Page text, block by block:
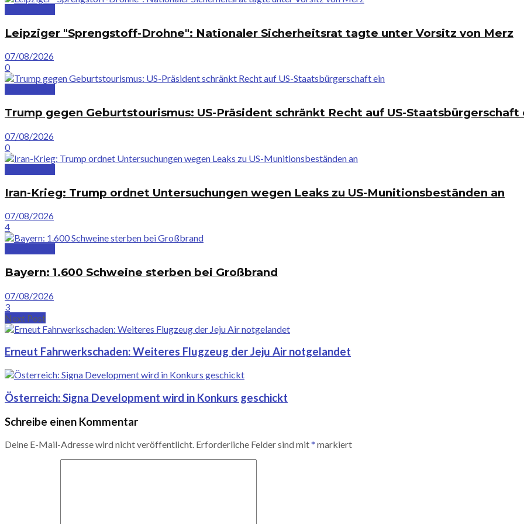
Leipziger "Sprengstoff-Drohne": Nationaler Sicherheitsrat tagte unter Vorsitz von Merz
07/08/2026
0
Trump gegen Geburtstourismus: US-Präsident schränkt Recht auf US-Staatsbürgerschaft
07/08/2026
0
Iran-Krieg: Trump ordnet Untersuchungen wegen Leaks zu US-Munitionsbeständen an
07/08/2026
4
Bayern: 1.600 Schweine sterben bei Großbrand
07/08/2026
3
Next Post
Erneut Fahrwerkschaden: Weiteres Flugzeug der Jeju Air notgelandet
Österreich: Signa Development wird in Konkurs geschickt
Schreibe einen Kommentar
Deine E-Mail-Adresse wird nicht veröffentlicht. Erforderliche Felder sind mit* markiert